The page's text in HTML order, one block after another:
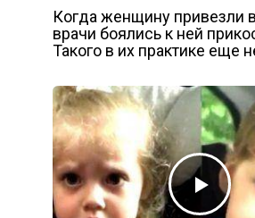
Когда женщину привезли
врачи боялись к ней
Такого в их практике еще